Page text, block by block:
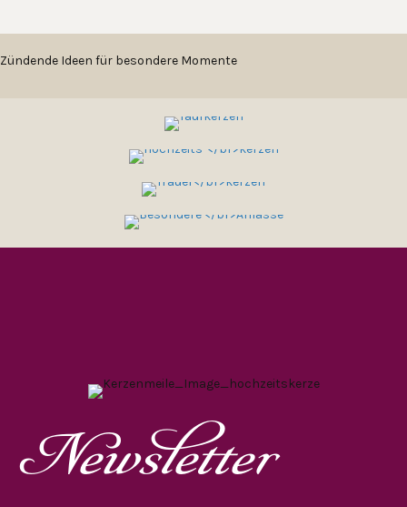
Zündende Ideen für besondere Momente
ANLÄSSE
Newsletter